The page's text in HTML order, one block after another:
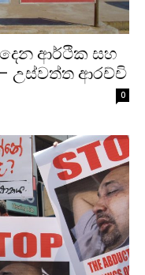
ආර්ථික සහ
උස්වත්ත ආරච්චි
0